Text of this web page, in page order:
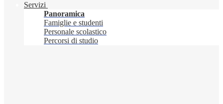
Servizi
Panoramica
Famiglie e studenti
Personale scolastico
Percorsi di studio